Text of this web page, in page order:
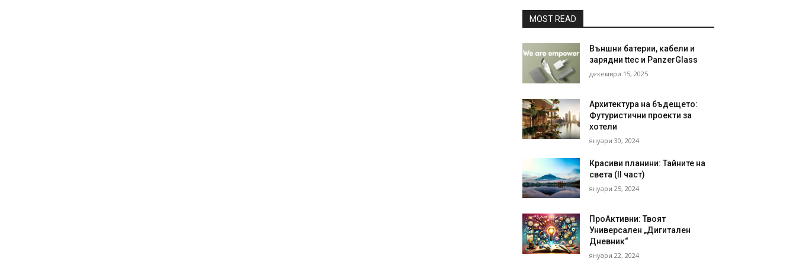
MOST READ
Външни батерии, кабели и
зарядни ttec и PanzerGlass
декември 15, 2025
Архитектура на бъдещето:
Футуристични проекти за
хотели
януари 30, 2024
Красиви планини: Тайните на
света (II част)
януари 25, 2024
ПроАктивни: Твоят
Универсален „Дигитален
Дневник“
януари 22, 2024